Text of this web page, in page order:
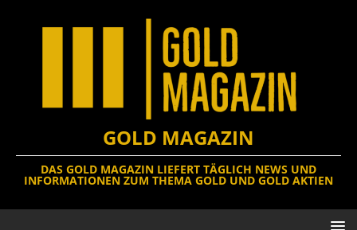
GOLD MAGAZIN
DAS GOLD MAGAZIN LIEFERT TÄGLICH NEWS UND
INFORMATIONEN ZUM THEMA GOLD UND GOLD AKTIEN